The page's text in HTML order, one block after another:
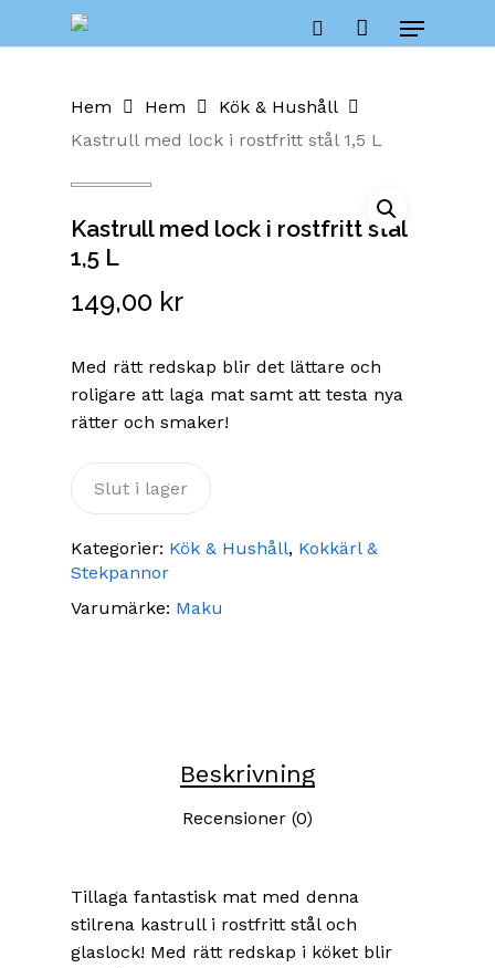
Menu
Cart Close
Hem Hem
Kök & Hushåll
Kastrull med lock i rostfritt stål 1,5 L
Kastrull med lock i rostfritt stål
1,5 L
149,00 kr
Med rätt redskap blir det lättare och
roligare att laga mat samt att testa nya
rätter och smaker!
Slut i lager
Kategorier: Kök & Hushåll, Kokkärl &
Stekpannor
Varumärke: Maku
Beskrivning
Recensioner (0)
Tillaga fantastisk mat med denna
stilrena kastrull i rostfritt stål och
glaslock! Med rätt redskap i köket blir